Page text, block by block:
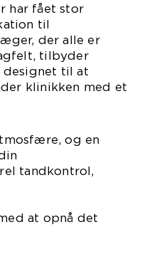
har fået stor
til
der alle er
tilbyder
designet til at
klinikken med et
og en
tandkontrol,
at opnå det